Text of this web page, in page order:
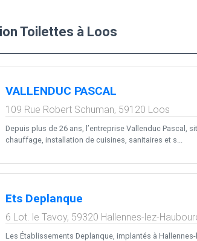
Toilettes à Loos
VALLENDUC PASCAL
109 Rue Robert Schuman, 59120 Loos
Depuis plus de 26 ans, l’entreprise Vallenduc Pascal,
chauffage, installation de cuisines, sanitaires et s...
Ets Deplanque
6 Lot. le Tavoy, 59320 Hallennes-lez-
Les Établissements Deplanque, implantés à